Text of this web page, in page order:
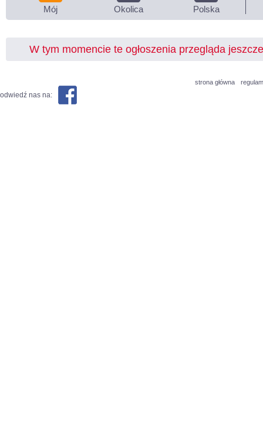
Mój Okolica Polska
W tym momencie te ogłoszenia przegląda
strona główna
odwiedź nas na: